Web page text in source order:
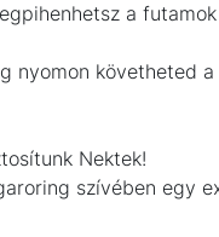
a
nyomon követheted
Nektek!
szívében egy